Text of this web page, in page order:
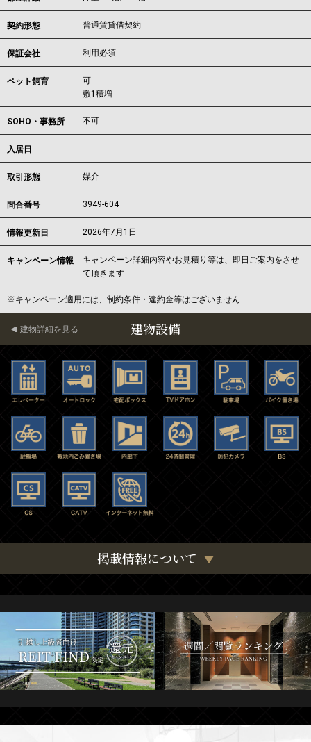
契約形態 普通賃貸借契約
保証会社 利用必須
ペット飼育
可
敷1積増
SOHO・事務所 不可
入居日 ---
取引形態 媒介
問合番号 3949-604
情報更新日 2026年7月1日
キャンペーン情報
キャンペーン詳細内容やお見積り等は、即日ご案内をさせ
て頂きます
※キャンペーン適用には、制約条件・違約金等はございません
建物設備
建物詳細を見る
掲載情報について